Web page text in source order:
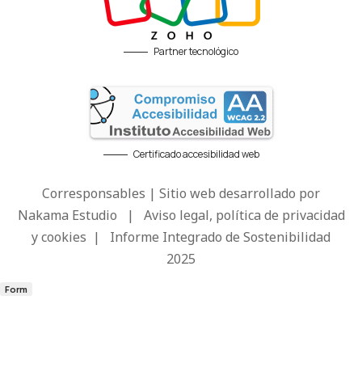
Partner tecnológico
Certificado accesibilidad web
Corresponsables | Sitio web desarrollado por
Nakama Estudio | Aviso legal, política de privacidad
y cookies | Informe Integrado de Sostenibilidad
2025
Form